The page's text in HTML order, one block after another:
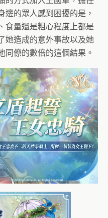
邊的眾人感到困擾的是，
食量還是粗心程度上都是
她造成的意外事故以及她
同僚的數倍的這個結果。